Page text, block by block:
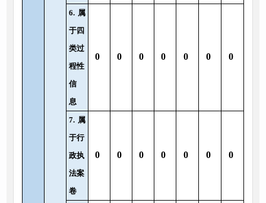
6. 属
于四
类过
程性
信
息
0 0 0 0 0 0 0
7. 属
于行
政执
法案
卷
0 0 0 0 0 0 0